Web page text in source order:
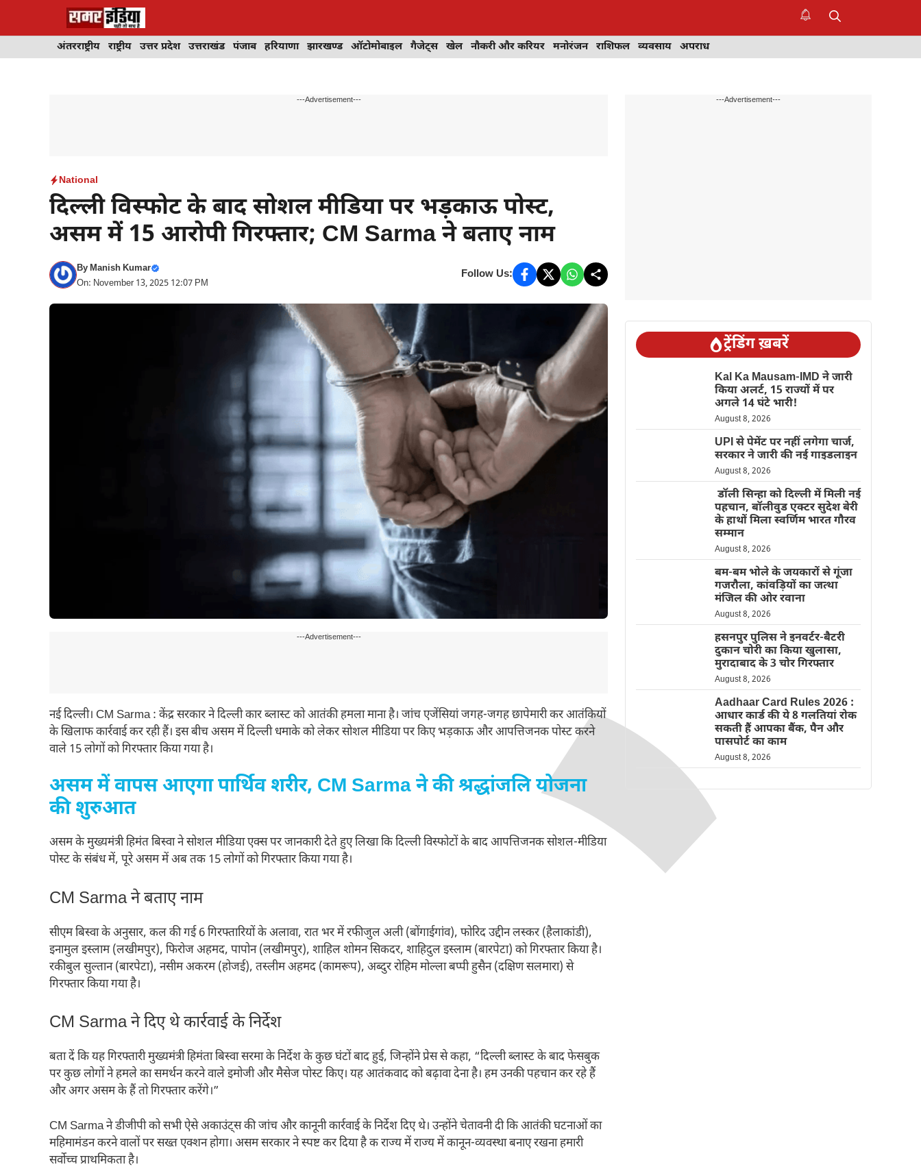
अंतरराष्ट्रीय राष्ट्रीय उत्तर प्रदेश उत्तराखंड पंजाब हरियाणा झारखण्ड ऑटोमोबाइल गैजेट्स खेल नौकरी और करियर मनोरंजन राशिफल व्यवसाय अपराध
---Advertisement---
National
दिल्ली विस्फोट के बाद सोशल मीडिया पर भड़काऊ पोस्ट,
असम में 15 आरोपी गिरफ्तार; CM Sarma ने बताए नाम
ByManish Kumar
On: November 13, 2025 12:07 PM
Follow Us:
---Advertisement---
नई दिल्ली। CM Sarma : केंद्र सरकार ने दिल्ली कार ब्लास्ट को आतंकी हमला माना है। जांच एजेंसियां जगह-जगह छापेमारी कर आतंकियों
के खिलाफ कार्रवाई कर रही हैं। इस बीच असम में दिल्ली धमाके को लेकर सोशल मीडिया पर किए भड़काऊ और आपत्तिजनक पोस्ट करने
वाले 15 लोगों को गिरफ्तार किया गया है।
असम में वापस आएगा पार्थिव शरीर, CM Sarma ने की श्रद्धांजलि योजना
की शुरुआत
असम के मुख्यमंत्री हिमंत बिस्वा ने सोशल मीडिया एक्स पर जानकारी देते हुए लिखा कि दिल्ली विस्फोटों के बाद आपत्तिजनक सोशल-मीडिया
पोस्ट के संबंध में, पूरे असम में अब तक 15 लोगों को गिरफ्तार किया गया है।
CM Sarma ने बताए नाम
सीएम बिस्वा के अनुसार, कल की गई 6 गिरफ्तारियों के अलावा, रात भर में रफीजुल अली (बोंगाईगांव), फोरिद उद्दीन लस्कर (हैलाकांडी),
इनामुल इस्लाम (लखीमपुर), फिरोज अहमद, पापोन (लखीमपुर), शाहिल शोमन सिकदर, शाहिदुल इस्लाम (बारपेटा) को गिरफ्तार किया है।
रकीबुल सुल्तान (बारपेटा), नसीम अकरम (होजई), तस्लीम अहमद (कामरूप), अब्दुर रोहिम मोल्ला बप्पी हुसैन (दक्षिण सलमारा) से
गिरफ्तार किया गया है।
CM Sarma ने दिए थे कार्रवाई के निर्देश
बता दें कि यह गिरफ्तारी मुख्यमंत्री हिमंता बिस्वा सरमा के निर्देश के कुछ घंटों बाद हुई, जिन्होंने प्रेस से कहा, “दिल्ली ब्लास्ट के बाद फेसबुक
पर कुछ लोगों ने हमले का समर्थन करने वाले इमोजी और मैसेज पोस्ट किए। यह आतंकवाद को बढ़ावा देना है। हम उनकी पहचान कर रहे हैं
और अगर असम के हैं तो गिरफ्तार करेंगे।”
CM Sarma ने डीजीपी को सभी ऐसे अकाउंट्स की जांच और कानूनी कार्रवाई के निर्देश दिए थे। उन्होंने चेतावनी दी कि आतंकी घटनाओं का
महिमामंडन करने वालों पर सख्त एक्शन होगा। असम सरकार ने स्पष्ट कर दिया है क राज्य में राज्य में कानून-व्यवस्था बनाए रखना हमारी
सर्वोच्च प्राथमिकता है।
---Advertisement---
ट्रेंडिंग ख़बरें
Kal Ka Mausam-IMD ने जारी
किया अलर्ट, 15 राज्यों में पर
अगले 14 घंटे भारी!
August 8, 2026
UPI से पेमेंट पर नहीं लगेगा चार्ज,
सरकार ने जारी की नई गाइडलाइन
August 8, 2026
डॉली सिन्हा को दिल्ली में मिली नई
पहचान, बॉलीवुड एक्टर सुदेश बेरी
के हाथों मिला स्वर्णिम भारत गौरव
सम्मान
August 8, 2026
बम-बम भोले के जयकारों से गूंजा
गजरौला, कांवड़ियों का जत्था
मंजिल की ओर रवाना
August 8, 2026
हसनपुर पुलिस ने इनवर्टर-बैटरी
दुकान चोरी का किया खुलासा,
मुरादाबाद के 3 चोर गिरफ्तार
August 8, 2026
Aadhaar Card Rules 2026 :
आधार कार्ड की ये 8 गलतियां रोक
सकती हैं आपका बैंक, पैन और
पासपोर्ट का काम
August 8, 2026